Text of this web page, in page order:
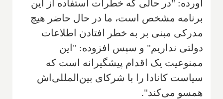
آورده: "در حالی که خطرات استفاده از این
برنامه مشخص است، ما در حال حاضر هیچ
مدرکی مبنی بر به خطر افتادن اطلاعات
دولتی نداریم" و سپس افزوده: "این
ممنوعیت یک اقدام پیشگیرانه است که
سیاست کانادا را با شرکای بین‌المللی‌اش
همسو می‌کند".